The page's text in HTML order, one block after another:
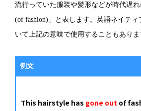
流行っていた服装や髪形などが時代遅
(of fashion)」と表します。英語ネイティ
いて上記の意味で使用することもありま
例文
This hairstyle has gone out of